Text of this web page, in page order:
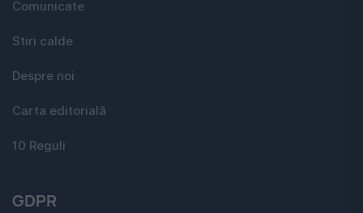
Comunicate
Stiri calde
Despre noi
Carta editorială
10 Reguli
GDPR